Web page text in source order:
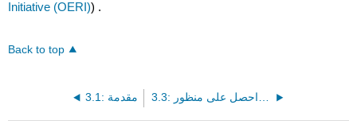
Initiative (OERI)) .
Back to top
3.1: مقدمة 3.3: النشاط 2 - احصل على منظور